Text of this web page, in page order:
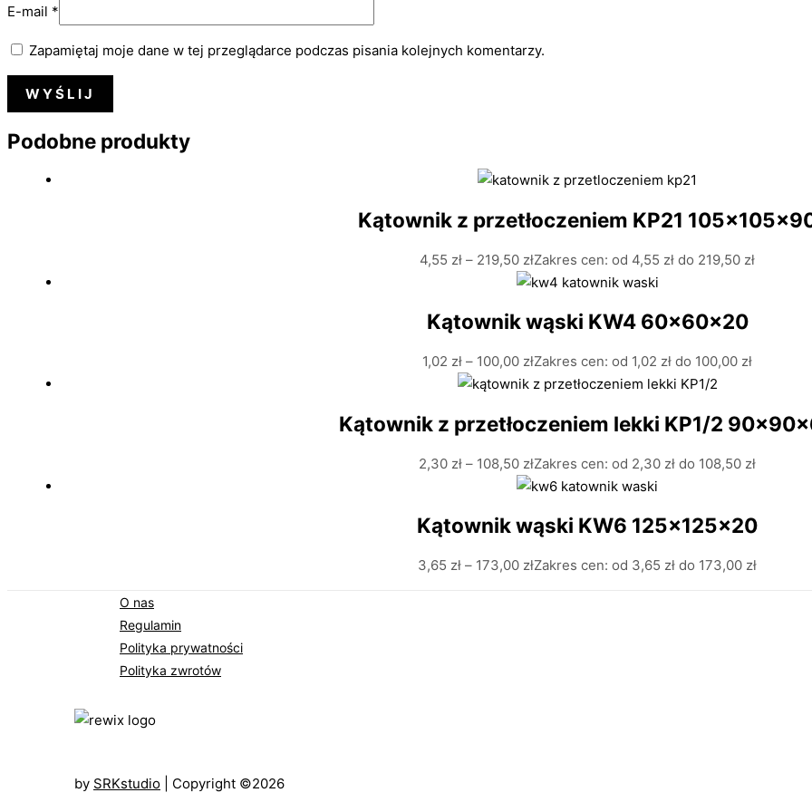
E-mail *
Zapamiętaj moje dane w tej przeglądarce podczas pisania kolejnych komentarzy.
Podobne produkty
Kątownik z przetłoczeniem KP21
4,55 zł – 219,50 złZakres cen: od 4,55 zł do 219,50 zł
Kątownik wąski KW4 60x60x20
1,02 zł – 100,00 złZakres cen: od 1,02 zł do 100,00 zł
Kątownik z przetłoczeniem lekki KP1/2
2,30 zł – 108,50 złZakres cen: od 2,30 zł do 108,50 zł
Kątownik wąski KW6 125x125x20
3,65 zł – 173,00 złZakres cen: od 3,65 zł do 173,00 zł
O nas
Regulamin
Polityka prywatności
Polityka zwrotów
by SRKstudio | Copyright ©2026